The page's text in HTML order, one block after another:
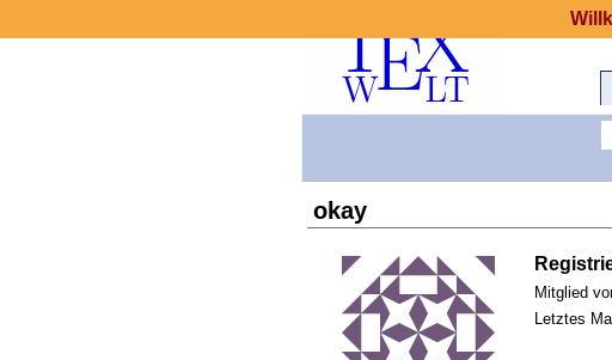
okay
Mitglied
Letztes